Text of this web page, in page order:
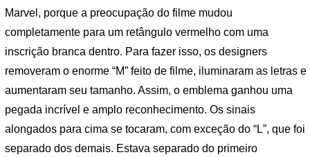
Marvel, porque a preocupação do filme mudou
completamente para um retângulo vermelho com uma
inscrição branca dentro. Para fazer isso, os designers
removeram o enorme “M” feito de filme, iluminaram as letras e
aumentaram seu tamanho. Assim, o emblema ganhou uma
pegada incrível e amplo reconhecimento. Os sinais
alongados para cima se tocaram, com exceção do “L”, que foi
separado dos demais. Estava separado do primeiro